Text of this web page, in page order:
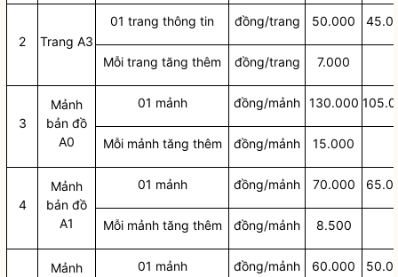
2 Trang A3
01 trang thông tin đồng/trang 50.000
Mỗi trang tăng thêm đồng/trang 7.000
3
Mảnh
bản đồ
A0
01 mảnh đồng/mảnh 130.000
Mỗi mảnh tăng thêm đồng/mảnh 15.000
4
Mảnh
bản đồ
A1
01 mảnh đồng/mảnh 70.000
Mỗi mảnh tăng thêm đồng/mảnh 8.500
Mảnh
01 mảnh đồng/mảnh 60.000